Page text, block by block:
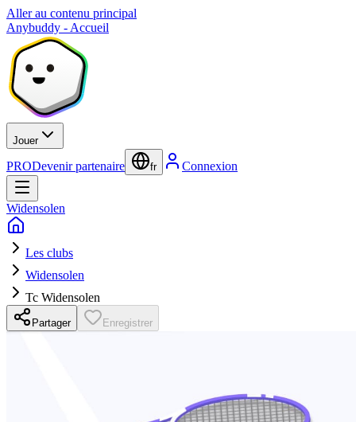
Aller au contenu principal
Anybuddy - Accueil
Jouer
PRODevenir partenaire fr Connexion
Widensolen
Les clubs
Widensolen
Tc Widensolen
Partager Enregistrer